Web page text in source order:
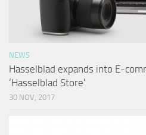
NEWS
Hasselblad expands into E-
‘Hasselblad Store’
30 NOV, 2017